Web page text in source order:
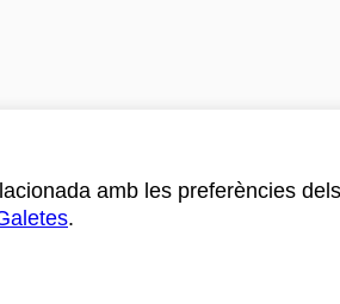
amb les preferències
.